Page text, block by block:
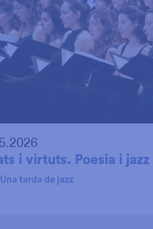
i virtuts. Poesia i jazz
Una tarda de jazz